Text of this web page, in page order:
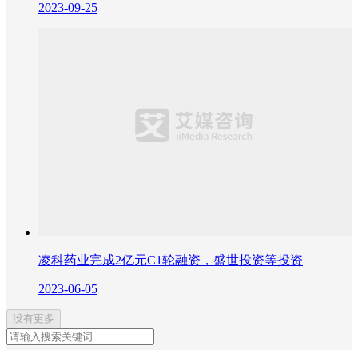
2023-09-25
凌科药业完成2亿元C1轮融资，盛世投资等投资
2023-06-05
没有更多